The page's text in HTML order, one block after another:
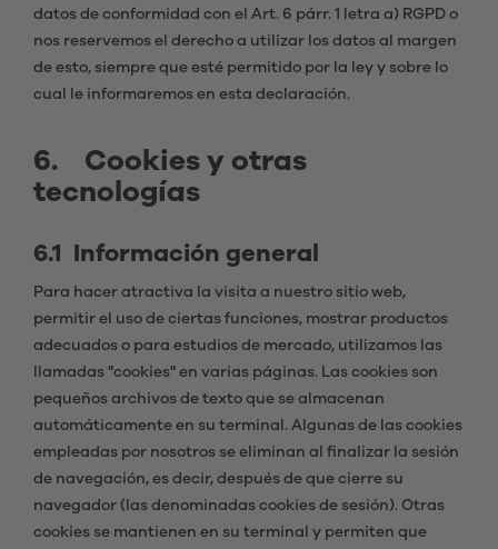
datos de conformidad con el Art. 6 párr. 1 letra a) RGPD o
nos reservemos el derecho a utilizar los datos al margen
de esto, siempre que esté permitido por la ley y sobre lo
cual le informaremos en esta declaración.
6. Cookies y otras
tecnologías
6.1 Información general
Para hacer atractiva la visita a nuestro sitio web,
permitir el uso de ciertas funciones, mostrar productos
adecuados o para estudios de mercado, utilizamos las
llamadas "cookies" en varias páginas. Las cookies son
pequeños archivos de texto que se almacenan
automáticamente en su terminal. Algunas de las cookies
empleadas por nosotros se eliminan al finalizar la sesión
de navegación, es decir, después de que cierre su
navegador (las denominadas cookies de sesión). Otras
cookies se mantienen en su terminal y permiten que